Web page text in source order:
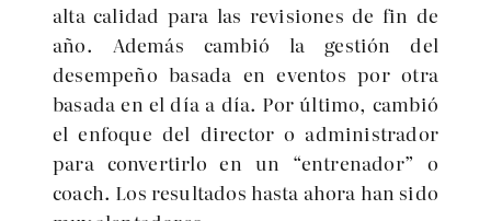
alta calidad para las revisiones de fin de
año. Además cambió la gestión del
desempeño basada en eventos por otra
basada en el día a día. Por último, cambió
el enfoque del director o administrador
para convertirlo en un “entrenador” o
coach. Los resultados hasta ahora han sido